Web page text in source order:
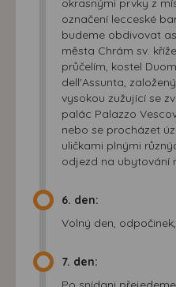
označení lecceské
budeme obdivovat
města Chrám sv.
průčelím, kostel
dell'Assunta,
vysokou zužující se
palác Palazzo
nebo se procházet
uličkami plnými
odjezd na ubytování
6. den:
Volný den,
7. den: